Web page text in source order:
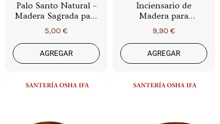
Palo Santo Natural –
Madera Sagrada para
Limpieza Espiritual,
Sahumerios y Rituales
5,00 €
AGREGAR
Inciensario de
Madera para
Inciensos – Porta
Incienso Espiritual
para Altares y
Limpiezas
9,90 €
AGREGAR